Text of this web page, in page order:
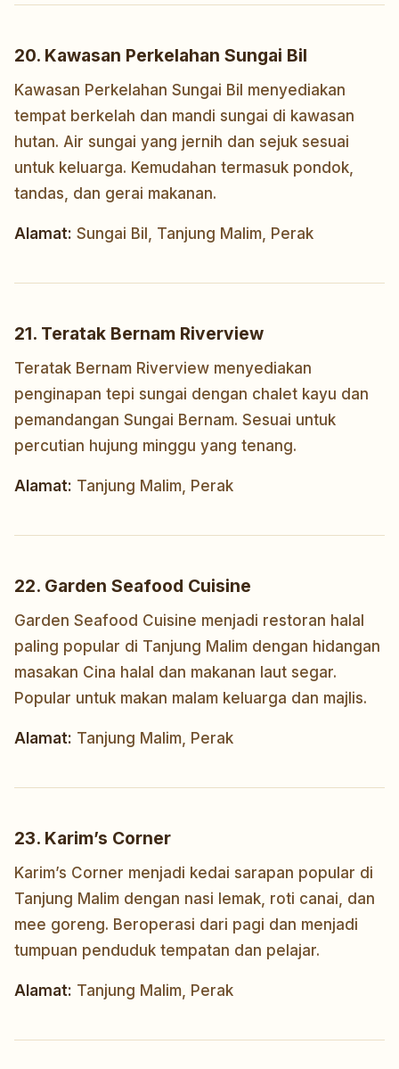
20. Kawasan Perkelahan Sungai Bil
Kawasan Perkelahan Sungai Bil menyediakan
tempat berkelah dan mandi sungai di kawasan
hutan. Air sungai yang jernih dan sejuk sesuai
untuk keluarga. Kemudahan termasuk pondok,
tandas, dan gerai makanan.
Alamat: Sungai Bil, Tanjung Malim, Perak
21. Teratak Bernam Riverview
Teratak Bernam Riverview menyediakan
penginapan tepi sungai dengan chalet kayu dan
pemandangan Sungai Bernam. Sesuai untuk
percutian hujung minggu yang tenang.
Alamat: Tanjung Malim, Perak
22. Garden Seafood Cuisine
Garden Seafood Cuisine menjadi restoran halal
paling popular di Tanjung Malim dengan hidangan
masakan Cina halal dan makanan laut segar.
Popular untuk makan malam keluarga dan majlis.
Alamat: Tanjung Malim, Perak
23. Karim’s Corner
Karim’s Corner menjadi kedai sarapan popular di
Tanjung Malim dengan nasi lemak, roti canai, dan
mee goreng. Beroperasi dari pagi dan menjadi
tumpuan penduduk tempatan dan pelajar.
Alamat: Tanjung Malim, Perak